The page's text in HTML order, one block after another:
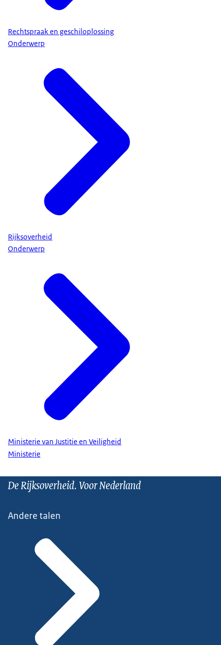
Rechtspraak en geschiloplossing
Onderwerp
Rijksoverheid
Onderwerp
Ministerie van Justitie en Veiligheid
Ministerie
De Rijksoverheid. Voor Nederland
Andere talen